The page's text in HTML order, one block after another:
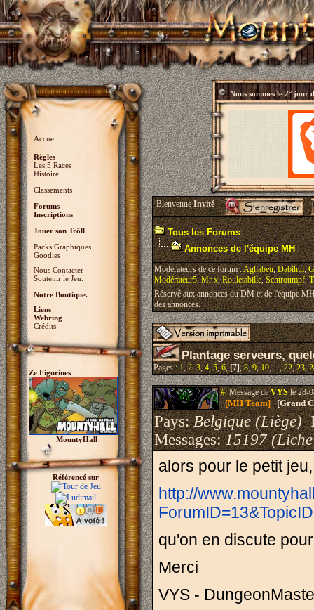
Accueil
Règles
Les 5 Races
Histoire
Classements
Forums
Inscriptions
Jouer son Trõll
Packs Graphiques
Goodies
Nous Contacter
Soutenir le Jeu.
Notre Boutique.
Liens
Webring
Crédits
Ze Figurines
MountyHall
Référencé sur
Nous sommes le2° jour
BienvenueInvité
Tous les Forums
Annonces de l'équipe MH
Modérateurs de ce forum :Aghabeu,Dabihul,
Modérateur5,Mr x,Rouletabille,Schtroumpf,
Réservé aux annonces du DM et de l'équipe
des annonces.
Plantage serveurs,
Pages :1,2,3,4,5,6,[7],8,9,10, ...,22,23,
#.Message deVYSle 28-
[MH Team][Grand
Pays:Belgique (Liège)
Messages:15197
alors pour le petit
http://
qu'on en discute
Merci
VYS -